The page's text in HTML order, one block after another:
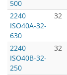
500
2240
ISO40A-32-
630
32
2240
ISO40B-32-
250
32